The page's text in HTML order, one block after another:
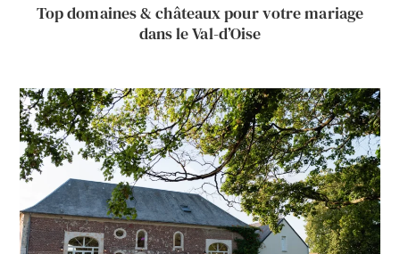
Top domaines & châteaux pour votre mariage
dans le Val-d’Oise